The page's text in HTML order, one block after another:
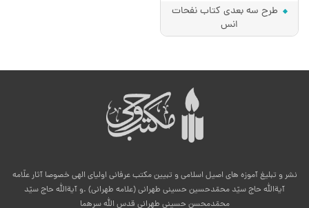
طرح سه بعدی کتاب نفحات
انس
نشر و تبلیغ آموزه های اصیل اسلامی و تبیین مکتب عرفانی اولیای الهی خصوصا آثار علّامه
آیةالله حاج سیّد محمّدحسین حسینی طهرانی (علامه طهرانی) .و آیةالله حاج سیّد
محمّدمحسن حسینی طهرانی قدس الله سرهما